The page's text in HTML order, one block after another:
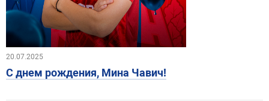
20.07.2025
С днем рождения, Мина Чавич!